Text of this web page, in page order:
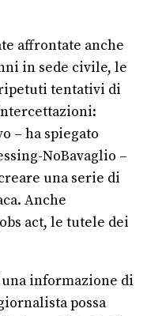
affrontate anche
in sede civile, le
tentativi di
– ha spiegato
NoBavaglio –
una serie di
Anche
act, le tutele dei
informazione di
possa